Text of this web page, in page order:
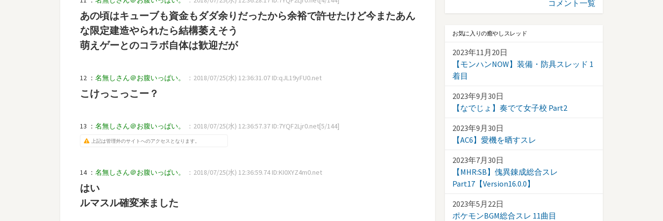
あの頃はキューブも資金もダダ余りだったから余裕で許せたけど今またあん
な限定建造やられたら結構萎えそう
萌えゲーとのコラボ自体は歓迎だが
12 ： 名無しさん＠お腹いっぱい。 ：2018/07/25(水) 12:36:31.07 ID:qJL19yFU0.net
こけっこっこー？
13 ： 名無しさん＠お腹いっぱい。 ：2018/07/25(水) 12:36:57.37 ID:7YQF2Ljr0.net[5/144]
上記は管理外のサイトへのアクセスとなります。
14 ： 名無しさん＠お腹いっぱい。 ：2018/07/25(水) 12:36:59.74 ID:KI0XYZ4m0.net
はい
ルマスル確変来ました
コメント一覧
お気に入りの癒やしスレッド
2023年11月20日
【モンハンNOW】装備・防具スレッド 1
着目
2023年9月30日
【なでじょ】奏でて女子校 Part2
2023年9月30日
【AC6】愛機を晒すスレ
2023年7月30日
【MHR:SB】傀異錬成総合スレ
Part17【Version16.0.0】
2023年5月22日
ポケモンBGM総合スレ 11曲目